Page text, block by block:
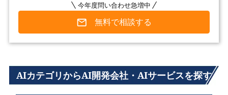
今年度問い合わせ急増中
無料で相談する
AIカテゴリからAI開発会社・AIサービスを探す